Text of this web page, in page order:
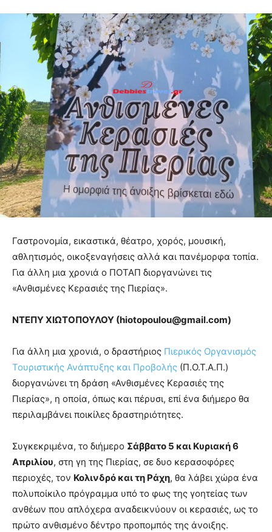
Γαστρονομία, εικαστικά, θέατρο, χορός, μουσική,
αθλητισμός, οικοξεναγήσεις αλλά και πανέμορφα τοπία.
Για άλλη μια χρονιά ο ΠΟΤΑΠ διοργανώνει τις
«Ανθισμένες Κερασιές της Πιερίας».
ΝΤΕΠΥ ΧΙΩΤΟΠΟΥΛΟΥ (hiotopoulou@gmail.com)
Για άλλη μια χρονιά, ο δραστήριος Πιερικός Οργανισμός
Τουριστικής Ανάπτυξης και Προβολής (Π.Ο.Τ.Α.Π.)
διοργανώνει τη δράση «Ανθισμένες Κερασιές της
Πιερίας», η οποία, όπως και πέρυσι, επί ένα διήμερο θα
περιλαμβάνει ποικίλες δραστηριότητες.
Συγκεκριμένα, το διήμερο Σάββατο 5 και Κυριακή 6
Απριλίου, στη γη της Πιερίας, σε δυο κερασοφόρες
περιοχές, τον Κολινδρό και τη Ράχη, θα λάβει χώρα ένα
πολυποίκιλο πρόγραμμα υπό το φως της γοητείας των
ανθέων που απλόχερα αναδεικνύουν οι κερασιές, ως το
πρώτο ανθισμένο δέντρο προπομπός της άνοιξης.